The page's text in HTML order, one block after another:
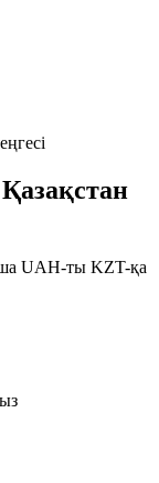
UAH-ты KZT-қа